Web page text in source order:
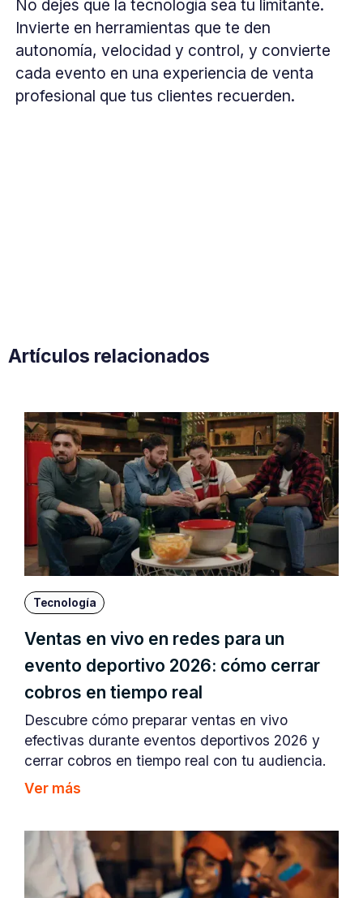
No dejes que la tecnología sea tu limitante.
Invierte en herramientas que te den
autonomía, velocidad y control, y convierte
cada evento en una experiencia de venta
profesional que tus clientes recuerden.
Artículos relacionados
Tecnología
Ventas en vivo en redes para un
evento deportivo 2026: cómo cerrar
cobros en tiempo real
Descubre cómo preparar ventas en vivo
efectivas durante eventos deportivos 2026 y
cerrar cobros en tiempo real con tu audiencia.
Ver más